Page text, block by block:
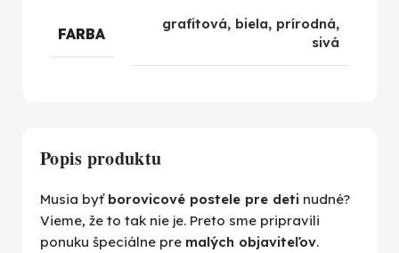
Popis produktu
Musia byť borovicové postele pre deti nudné?
Vieme, že to tak nie je. Preto sme pripravili
ponuku špeciálne pre malých objaviteľov.
FARBA
grafitová, biela, prírodná,
sivá